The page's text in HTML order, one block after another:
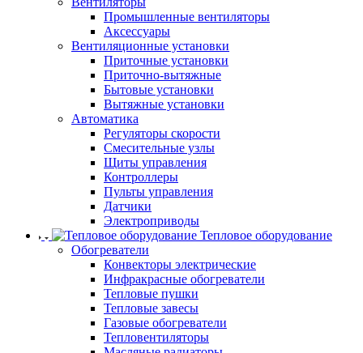
Промышленные вентиляторы
Аксессуары
Вентиляционные установки
Приточные установки
Приточно-вытяжные
Бытовые установки
Вытяжные установки
Автоматика
Регуляторы скорости
Смесительные узлы
Щиты управления
Контроллеры
Пульты управления
Датчики
Электроприводы
Тепловое оборудование
Обогреватели
Конвекторы электрические
Инфракрасные обогреватели
Тепловые пушки
Тепловые завесы
Газовые обогреватели
Тепловентиляторы